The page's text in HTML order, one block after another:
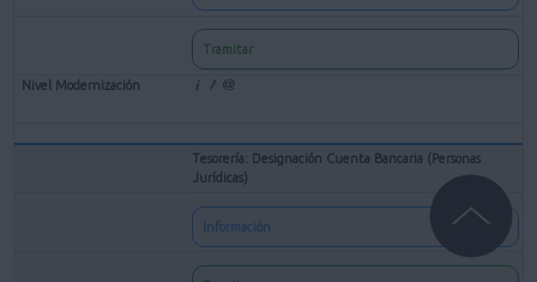
Tramitar
Tesorería: Designación Cuenta Bancaria (Personas
Jurídicas)
Información